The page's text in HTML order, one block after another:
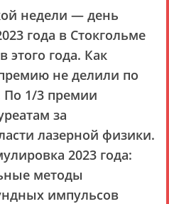
недели — день
года в Стокгольме
этого года. Как
не делили по
По 1/3 премии
за
лазерной физики.
2023 года:
методы
импульсов